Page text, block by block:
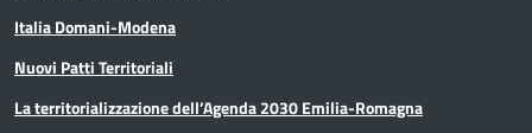
Italia Domani-Modena
Nuovi Patti Territoriali
La territorializzazione dell’Agenda 2030 Emilia-Romagna